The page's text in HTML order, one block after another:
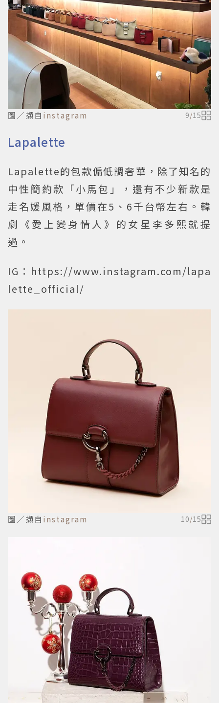
圖／擷自 instagram 9/15
Lapalette
Lapalette的包款偏低調奢華，除了知名的
中性簡約款「小馬包」，還有不少新款是
走名媛風格，單價在5、6千台幣左右。韓
劇《愛上變身情人》的女星李多熙就提
過。
IG：https://www.instagram.com/lapa
lette_official/
圖／擷自 instagram 10/15